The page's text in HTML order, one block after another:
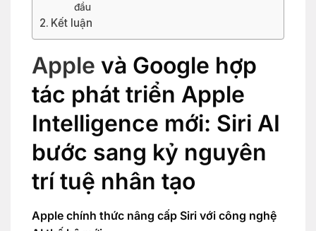
đầu
Kết luận
Apple và Google hợp
tác phát triển Apple
Intelligence mới: Siri AI
bước sang kỷ nguyên
trí tuệ nhân tạo
Apple chính thức nâng cấp Siri với công nghệ